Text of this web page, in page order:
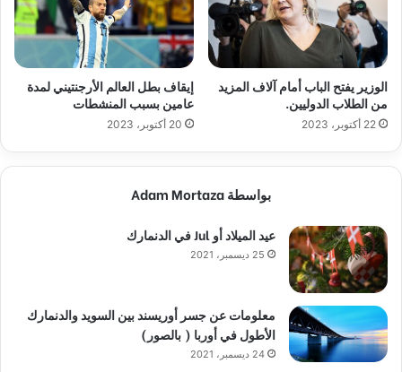
الوزير يفتح الباب أمام آلاف المزيد
من الطلاب الدوليين.
22 أكتوبر، 2023
إيقاف بطل العالم الأرجنتيني لمدة
عامين بسبب المنشطات
20 أكتوبر، 2023
بواسطة Adam Mortaza
عيد الميلاد أو Jul في الدنمارك
25 ديسمبر، 2021
معلومات عن جسر أوريسند بين السويد والدنمارك
الأطول في أوربا ( بالصور)
24 ديسمبر، 2021